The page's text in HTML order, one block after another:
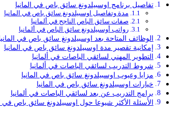
تفاصيل برنامج اوسبيلدونغ سائق باص في المانيا
مدة وتفاصيل اوسبيلدونغ سائق باص في المانيا
صفات سائق الباص الناجح في ألمانيا
رواتب أوسبيلدونغ سائق الباص في ألمانيا
الوظائف المتاحة بعد اوسبيلدونغ سائق باص في
إمكانية تقصير مدة اوسبيلدونغ سائق باص في المانيا
التطوير المهني لسائقي الباصات في ألمانيا
شروط التدريب لسائقي الباصات في ألمانيا
مزايا وعيوب اوسبيلدونغ سائق باص في المانيا
خيارات اوسبيلدونغ سائق باص في المانيا
برامج التدريب عن بعد لسائقي الباصات في ألمانيا
الأسئلة الأكثر شيوعا حول اوسبيلدونغ سائق باص في